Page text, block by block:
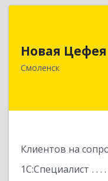
Новая Цефея
Смоленск
Клиентов на
1С:Специалист
214018,